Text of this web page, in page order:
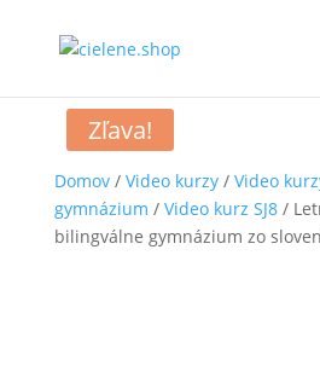
Domov/ Video kurzy/ Video
gymnázium / Video kurz SJ8/
bilingválne gymnázium zo
Zľava!